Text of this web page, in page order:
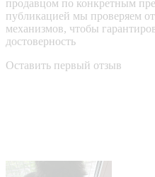
продавцом по конкретным
публикацией мы проверяем
механизмов, чтобы
достоверность
Оставить первый отзыв